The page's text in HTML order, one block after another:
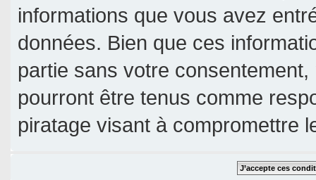
informations que vous avez
données. Bien que ces
partie sans votre consentement,
pourront être tenus comme
piratage visant à compromettre